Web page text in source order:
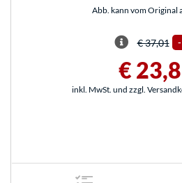
Abb. kann vom Original
€ 37,01 -
€
inkl. MwSt. und zzgl.